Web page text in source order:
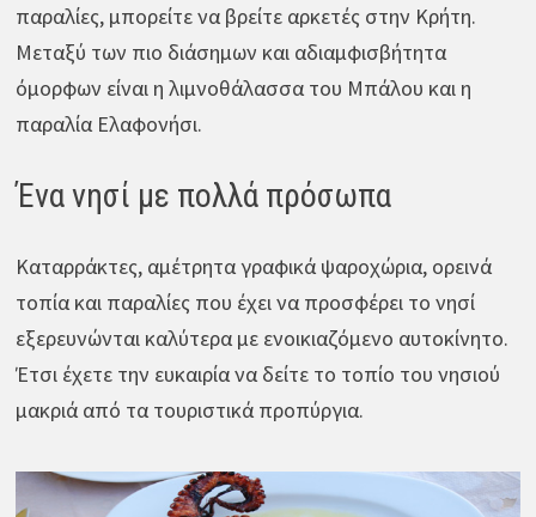
παραλίες, μπορείτε να βρείτε αρκετές στην Κρήτη.
Μεταξύ των πιο διάσημων και αδιαμφισβήτητα
όμορφων είναι η λιμνοθάλασσα του Μπάλου και η
παραλία Ελαφονήσι.
Ένα νησί με πολλά πρόσωπα
Καταρράκτες, αμέτρητα γραφικά ψαροχώρια, ορεινά
τοπία και παραλίες που έχει να προσφέρει το νησί
εξερευνώνται καλύτερα με ενοικιαζόμενο αυτοκίνητο.
Έτσι έχετε την ευκαιρία να δείτε το τοπίο του νησιού
μακριά από τα τουριστικά προπύργια.